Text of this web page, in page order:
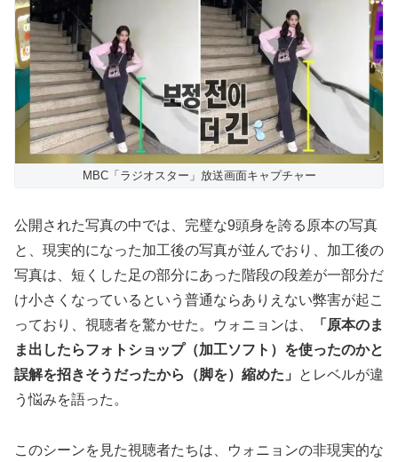
MBC「ラジオスター」放送画面キャプチャー
公開された写真の中では、完璧な9頭身を誇る原本の写真
と、現実的になった加工後の写真が並んでおり、加工後の
写真は、短くした足の部分にあった階段の段差が一部分だ
け小さくなっているという普通ならありえない弊害が起こ
っており、視聴者を驚かせた。ウォニョンは、
「原本のま
ま出したらフォトショップ（加工ソフト）を使ったのかと
誤解を招きそうだったから（脚を）縮めた」
とレベルが違
う悩みを語った。
このシーンを見た視聴者たちは、ウォニョンの非現実的な